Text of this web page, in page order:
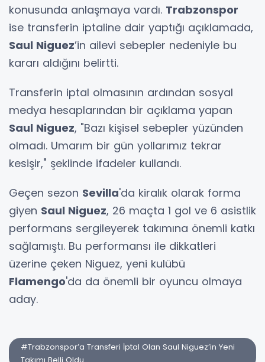
konusunda anlaşmaya vardı. Trabzonspor
ise transferin iptaline dair yaptığı açıklamada,
Saul Niguez’in ailevi sebepler nedeniyle bu
kararı aldığını belirtti.
Transferin iptal olmasının ardından sosyal
medya hesaplarından bir açıklama yapan
Saul Niguez, "Bazı kişisel sebepler yüzünden
olmadı. Umarım bir gün yollarımız tekrar
kesişir," şeklinde ifadeler kullandı.
Geçen sezon Sevilla'da kiralık olarak forma
giyen Saul Niguez, 26 maçta 1 gol ve 6 asistlik
performans sergileyerek takımına önemli katkı
sağlamıştı. Bu performansı ile dikkatleri
üzerine çeken Niguez, yeni kulübü
Flamengo'da da önemli bir oyuncu olmaya
aday.
#Trabzonspor’a Transferi İptal Olan Saul Niguez’in Yeni
Takımı Belli Oldu